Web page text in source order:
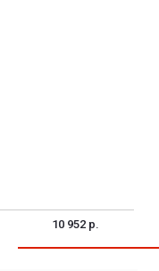
10 952 р.